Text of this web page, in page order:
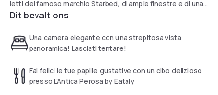
letti del famoso marchio Starbed, di ampie finestre e di una
TV con canali satellitari. La connessione Wi-Fi è disponibile a
panoramiche sul centro storico di Bergamo. Le aree comuni
dell'hotel sono coperte dalla connessione Wi-Fi gratuita.
Dit bevalt ons
Una camera elegante con una strepitosa vista
panoramica! Lasciati tentare!
Fai felici le tue papille gustative con un cibo delizioso
presso L’Antica Perosa by Eataly